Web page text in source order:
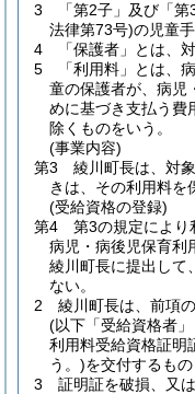
3 「第2子」及び「第
法律第73号)の児童
4 「保護者」とは、対
5 「利用料」とは、病
童の保護者が、病児
めに基づき支払う費
除くものをいう。
(事業内容)
第3 綾川町長は、対象
きは、その利用料を
(受給資格の登録)
第4 第3の規定により
病児・病後児保育利
綾川町長に提出して
ない。
2 綾川町長は、前項
(以下「受給資格者
利用料受給資格証明
う。)を交付するもの
3 証明証を破損、又は